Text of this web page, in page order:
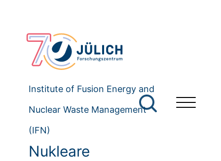
Institute of Fusion Energy and
Nuclear Waste Management
(IFN)
Nukleare